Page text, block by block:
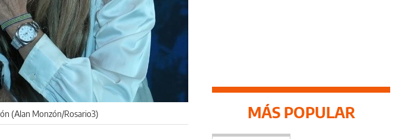
(Alan Monzón/Rosario3) MÁS POPULAR